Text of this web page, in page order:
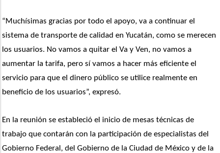
“Muchísimas gracias por todo el apoyo, va a continuar el
sistema de transporte de calidad en Yucatán, como se merecen
los usuarios. No vamos a quitar el Va y Ven, no vamos a
aumentar la tarifa, pero sí vamos a hacer más eficiente el
servicio para que el dinero público se utilice realmente en
beneficio de los usuarios”, expresó.
En la reunión se estableció el inicio de mesas técnicas de
trabajo que contarán con la participación de especialistas del
Gobierno Federal, del Gobierno de la Ciudad de México y de la